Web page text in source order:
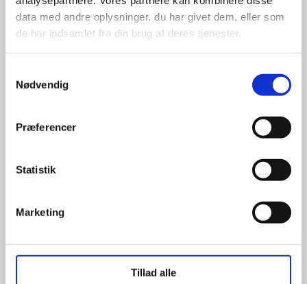
data med andre oplysninger, du har givet dem, eller som
de har indsamlet fra din brug af deres tjenester.
Nødvendig
Præferencer
Statistik
Marketing
Tillad alle
forhandler koncepter til giftfri og skjult
skadedyrsbekæmpelse.
Miljø- og bæredygtighed
Information
Erhvervslogin
Databehandleraftale
Cookiepolitik